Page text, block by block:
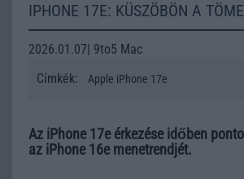
IPHONE 17E: KÜSZÖBÖN A
2026.01.07| 9to5 Mac
Címkék:
Apple iPhone 17e
Az iPhone 17e érkezése időben
az iPhone 16e menetrendjét.